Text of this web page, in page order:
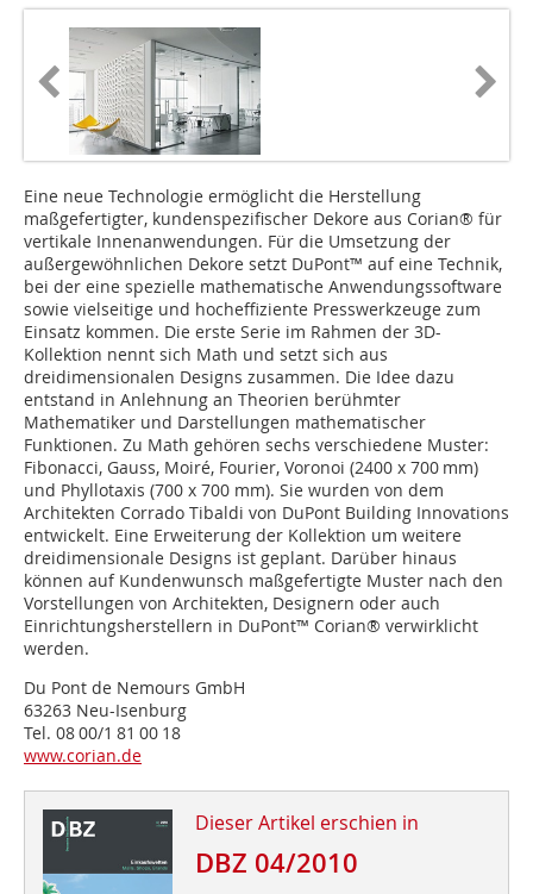
Eine neue Technologie ermöglicht die Herstellung
maßgefertigter, kundenspezifischer Dekore aus Corian® für
vertikale Innenanwendun­gen. Für die Umsetzung der
außergewöhnlichen Dekore setzt DuPont™ auf eine Technik,
bei der eine spezielle mathematische Anwendungssoftware
sowie vielseitige und hocheffiziente Presswerkzeuge zum
Einsatz kommen. Die erste Serie im Rahmen der 3D-
Kollektion nennt sich Math und setzt sich aus
dreidimensionalen Designs zusammen. Die Idee dazu
entstand in Anlehnung an Theorien berühmter
Mathematiker und Darstellungen mathematischer
Funktionen. Zu Math gehören sechs verschiedene Muster:
Fibonacci, Gauss, Moiré, Fourier, Voronoi (2400 x 700 mm)
und Phyllotaxis (700 x 700 mm). Sie wurden von dem
Architekten Corrado Tibaldi von DuPont Building Innovations
entwickelt. Eine Erweiterung der Kollektion um weitere
dreidimensionale Designs ist geplant. Darüber hinaus
können auf Kundenwunsch maßgefertigte Muster nach den
Vorstellungen von Architekten, Designern oder auch
Einrichtungsherstellern in DuPont™ Corian® verwirklicht
werden.
Du Pont de Nemours GmbH
63263 Neu-Isenburg
Tel. 08 00/1 81 00 18
www.corian.de
Dieser Artikel erschien in
DBZ 04/2010